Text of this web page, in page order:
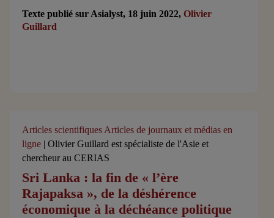
Texte publié sur Asialyst, 18 juin 2022,Olivier
Guillard
Articles scientifiques Articles de journaux et médias en
ligne | Olivier Guillard est spécialiste de l'Asie et
chercheur au CERIAS
Sri Lanka : la fin de « l’ère
Rajapaksa », de la déshérence
économique à la déchéance politique